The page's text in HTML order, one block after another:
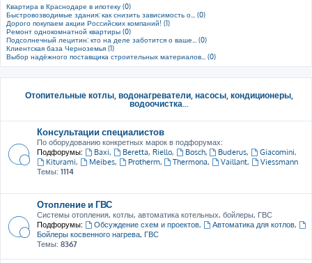
Квартира в Краснодаре в ипотеку (0)
Быстровозводимые здания: как снизить зависимость о... (0)
Дорого покупаем акции Российских компаний! (1)
Ремонт однокомнатной квартиры (0)
Подсолнечный лецитин: кто на деле заботится о ваше... (0)
Клиентская база Черноземья (1)
Выбор надёжного поставщика строительных материалов... (0)
Отопительные котлы, водонагреватели, насосы, кондиционеры,
водоочистка...
Консультации специалистов
По оборудованию конкретных марок в подфорумах:
Подфорумы:
Baxi, Beretta, Riello, Bosch, Buderus, Giacomini,
Kiturami, Meibes, Protherm, Thermona, Vaillant,
Viessmann
Темы: 1114
Отопление и ГВС
Системы отопления, котлы, автоматика котельных, бойлеры, ГВС
Подфорумы:
Обсуждение схем и проектов, Автоматика для котлов,
Бойлеры косвенного нагрева, ГВС
Темы: 8367